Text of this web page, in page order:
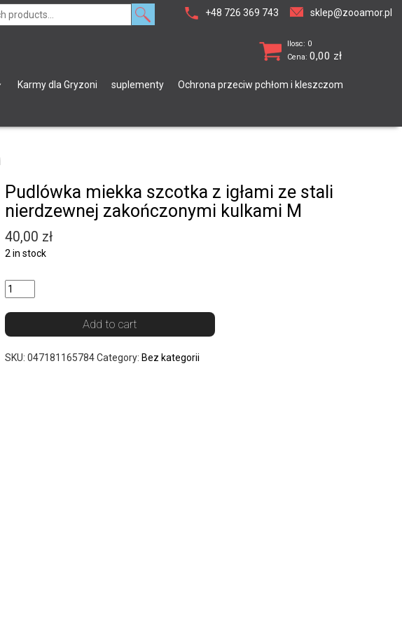
+48 726 369 743 sklep@zooamor.pl
Ilosc: 0
Cena: 0,00 zł
Karmy dla Gryzoni suplementy Ochrona przeciw pchłom i kleszczom
Pudlówka miekka szcotka z igłami ze stali
nierdzewnej zakończonymi kulkami M
40,00 zł
2 in stock
Add to cart
SKU: 047181165784Category: Bez kategorii